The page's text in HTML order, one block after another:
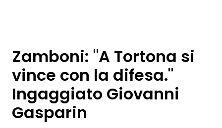
Zamboni: "A Tortona si
vince con la difesa."
Ingaggiato Giovanni
Gasparin